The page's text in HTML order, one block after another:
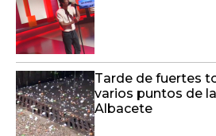
Tarde de fuertes
varios puntos de
Albacete